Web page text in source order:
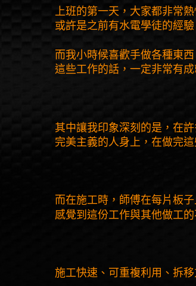
上班的第一天，大家都非常
或許是之前有水電學徒的經
而我小時候喜歡手做各種東
這些工作的話，一定非常有成
其中讓我印象深刻的是，在
完美主義的人身上，在做完
而在施工時，師傅在每片板
感覺到這份工作與其他做工的
施工快速、可重複利用、拆